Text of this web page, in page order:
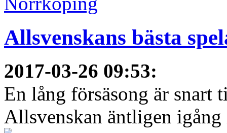
Allsvenskans bästa
2017-03-26 09:53:
En lång försäsong är snart
Allsvenskan äntligen